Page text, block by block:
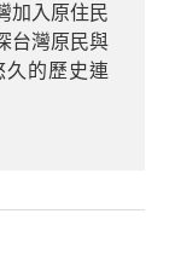
加入原住民
台灣原民與
久的歷史連